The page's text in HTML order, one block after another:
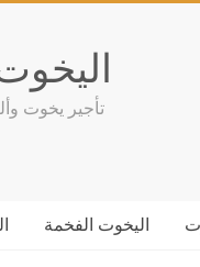
تأجير يخوت
اليخوت الفخمة